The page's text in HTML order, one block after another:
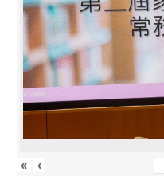
« ‹